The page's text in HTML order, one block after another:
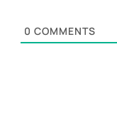
0 COMMENTS